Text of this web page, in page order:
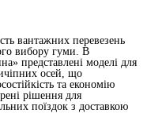
вантажних перевезень
вибору гуми. В
представлені моделі для
осей, що
та економію
рішення для
поїздок з доставкою